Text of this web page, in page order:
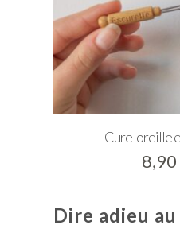
Cure-oreille
8,90
Dire adieu